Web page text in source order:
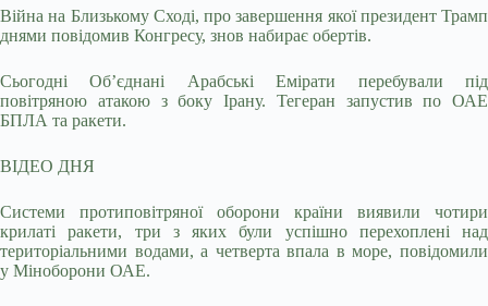
Війна на Близькому Сході, про завершення якої президент Трамп
днями повідомив Конгресу, знов набирає обертів.
Сьогодні Об’єднані Арабські Емірати перебували під
повітряною атакою з боку Ірану. Тегеран запустив по ОАЕ
БПЛА та ракети.
ВІДЕО ДНЯ
Системи протиповітряної оборони країни виявили чотири
крилаті ракети, три з яких були успішно перехоплені над
територіальними водами, а четверта впала в море, повідомили
у Міноборони ОАЕ.